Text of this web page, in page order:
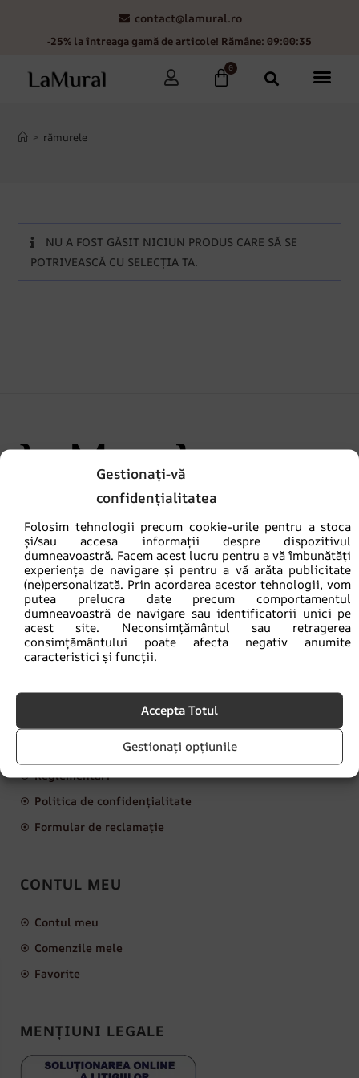
Gestionați-vă
confidențialitatea
Folosim tehnologii precum cookie-urile pentru a stoca
și/sau accesa informații despre dispozitivul
dumneavoastră. Facem acest lucru pentru a vă îmbunătăți
experiența de navigare și pentru a vă arăta publicitate
(ne)personalizată. Prin acordarea acestor tehnologii, vom
putea prelucra date precum comportamentul
dumneavoastră de navigare sau identificatorii unici pe
acest site. Neconsimțământul sau retragerea
consimțământului poate afecta negativ anumite
caracteristici și funcții.
Accepta Totul
Gestionați opțiunile
contact@lamural.ro
-25% la întreaga gamă de articole! Rămâne: 09:00:35
0
> rămurele
NU A FOST GĂSIT NICIUN PRODUS CARE SĂ SE
POTRIVEASCĂ CU SELECȚIA TA.
contact@lamural.ro
Luni - Vineri: 8:00 am - 4:00 pm
INFORMAȚII
Contactați
Plata și livrarea
LINKURI IMPORTANTE
Reglementări
Politica de confidențialitate
Formular de reclamație
CONTUL MEU
Contul meu
Comenzile mele
Favorite
MENȚIUNI LEGALE